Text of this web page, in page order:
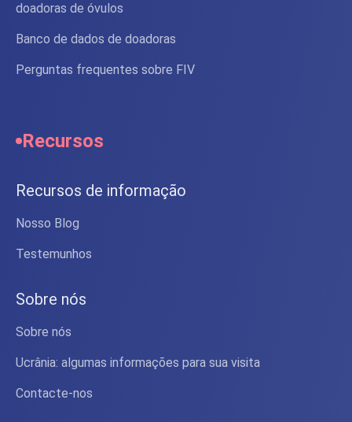
doadoras de óvulos
Banco de dados de doadoras
Perguntas frequentes sobre FIV
Recursos
Recursos de informação
Nosso Blog
Testemunhos
Sobre nós
Sobre nós
Ucrânia: algumas informações para sua visita
Contacte-nos